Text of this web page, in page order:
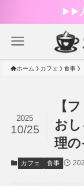
▶︎▶︎
ホーム カフェ 食事
【
お
理の
2025
10/25
カフェ 食事